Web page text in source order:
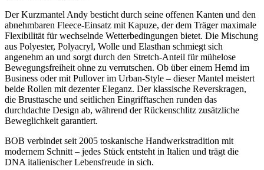
Der Kurzmantel Andy besticht durch seine offenen Kanten und den
abnehmbaren Fleece-Einsatz mit Kapuze, der dem Träger maximale
Flexibilität für wechselnde Wetterbedingungen bietet. Die Mischung
aus Polyester, Polyacryl, Wolle und Elasthan schmiegt sich
angenehm an und sorgt durch den Stretch-Anteil für mühelose
Bewegungsfreiheit ohne zu verrutschen. Ob über einem Hemd im
Business oder mit Pullover im Urban-Style – dieser Mantel meistert
beide Rollen mit dezenter Eleganz. Der klassische Reverskragen,
die Brusttasche und seitlichen Eingrifftaschen runden das
durchdachte Design ab, während der Rückenschlitz zusätzliche
Beweglichkeit garantiert.
BOB verbindet seit 2005 toskanische Handwerkstradition mit
modernem Schnitt – jedes Stück entsteht in Italien und trägt die
DNA italienischer Lebensfreude in sich.